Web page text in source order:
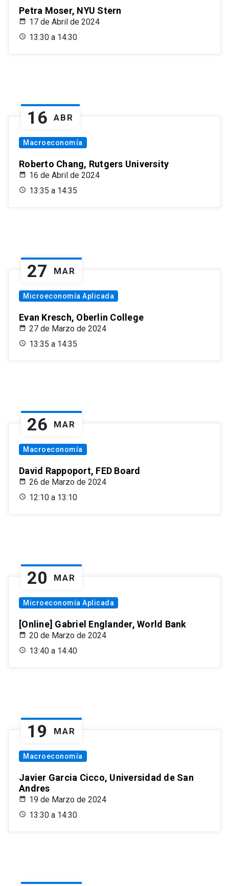
Petra Moser, NYU Stern
17 de Abril de 2024
13:30 a 14:30
16 ABR
Macroeconomía
Roberto Chang, Rutgers University
16 de Abril de 2024
13:35 a 14:35
27 MAR
Microeconomía Aplicada
Evan Kresch, Oberlin College
27 de Marzo de 2024
13:35 a 14:35
26 MAR
Macroeconomía
David Rappoport, FED Board
26 de Marzo de 2024
12:10 a 13:10
20 MAR
Microeconomía Aplicada
[Online] Gabriel Englander, World Bank
20 de Marzo de 2024
13:40 a 14:40
19 MAR
Macroeconomía
Javier Garcia Cicco, Universidad de San
Andres
19 de Marzo de 2024
13:30 a 14:30